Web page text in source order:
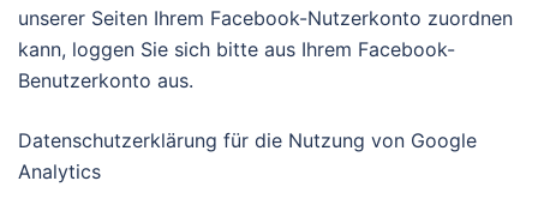
unserer Seiten Ihrem Facebook-Nutzerkonto zuordnen
kann, loggen Sie sich bitte aus Ihrem Facebook-
Benutzerkonto aus.
Datenschutzerklärung für die Nutzung von Google
Analytics